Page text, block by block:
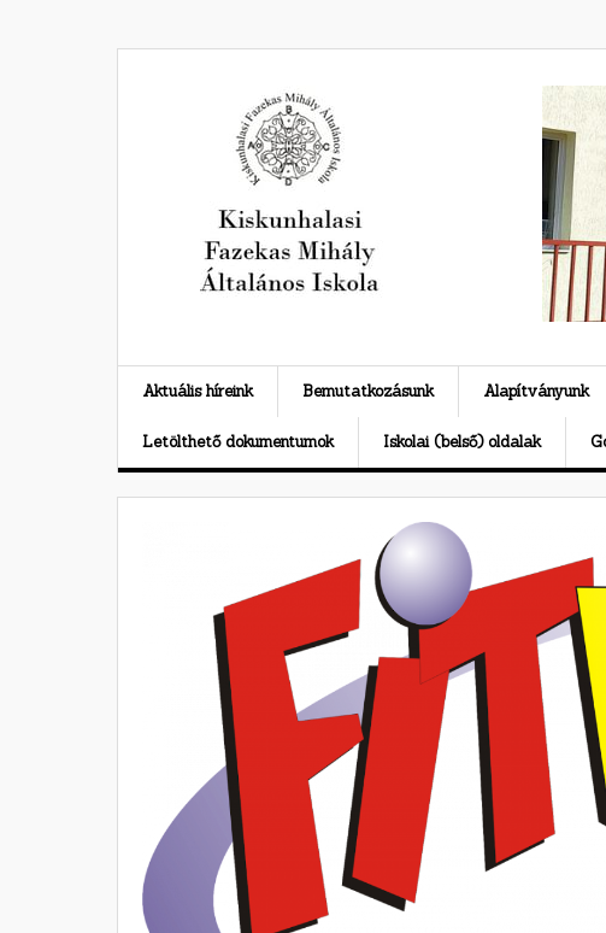
Aktuális híreink Bemutatkozásunk Alapítványunk
Letölthető dokumentumok Iskolai (belső) oldalak